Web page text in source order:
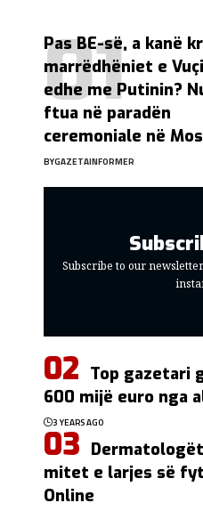
Pas BE-së, a kanë
marrëdhëniet e
edhe me Putinin?
ftua në paradën
ceremoniale në
BYGAZETAINFORMER
Subscribe to our
Top gazetari
600 mijë euro nga
3 YEARS AGO
mitet e larjes së
Online